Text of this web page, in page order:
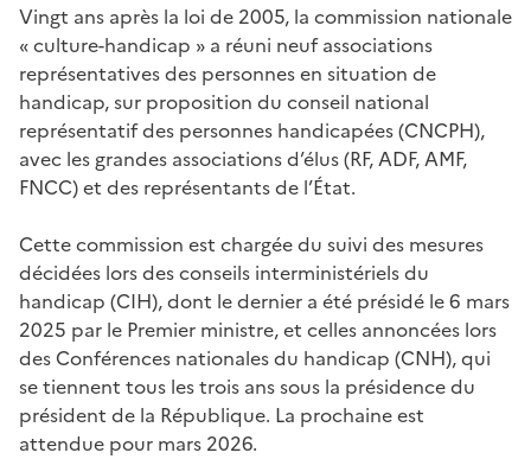
Vingt ans après la loi de 2005, la commission nationale
« culture-handicap » a réuni neuf associations
représentatives des personnes en situation de
handicap, sur proposition du conseil national
représentatif des personnes handicapées (CNCPH),
avec les grandes associations d’élus (RF, ADF, AMF,
FNCC) et des représentants de l’État.
Cette commission est chargée du suivi des mesures
décidées lors des conseils interministériels du
handicap (CIH), dont le dernier a été présidé le 6 mars
2025 par le Premier ministre, et celles annoncées lors
des Conférences nationales du handicap (CNH), qui
se tiennent tous les trois ans sous la présidence du
président de la République. La prochaine est
attendue pour mars 2026.